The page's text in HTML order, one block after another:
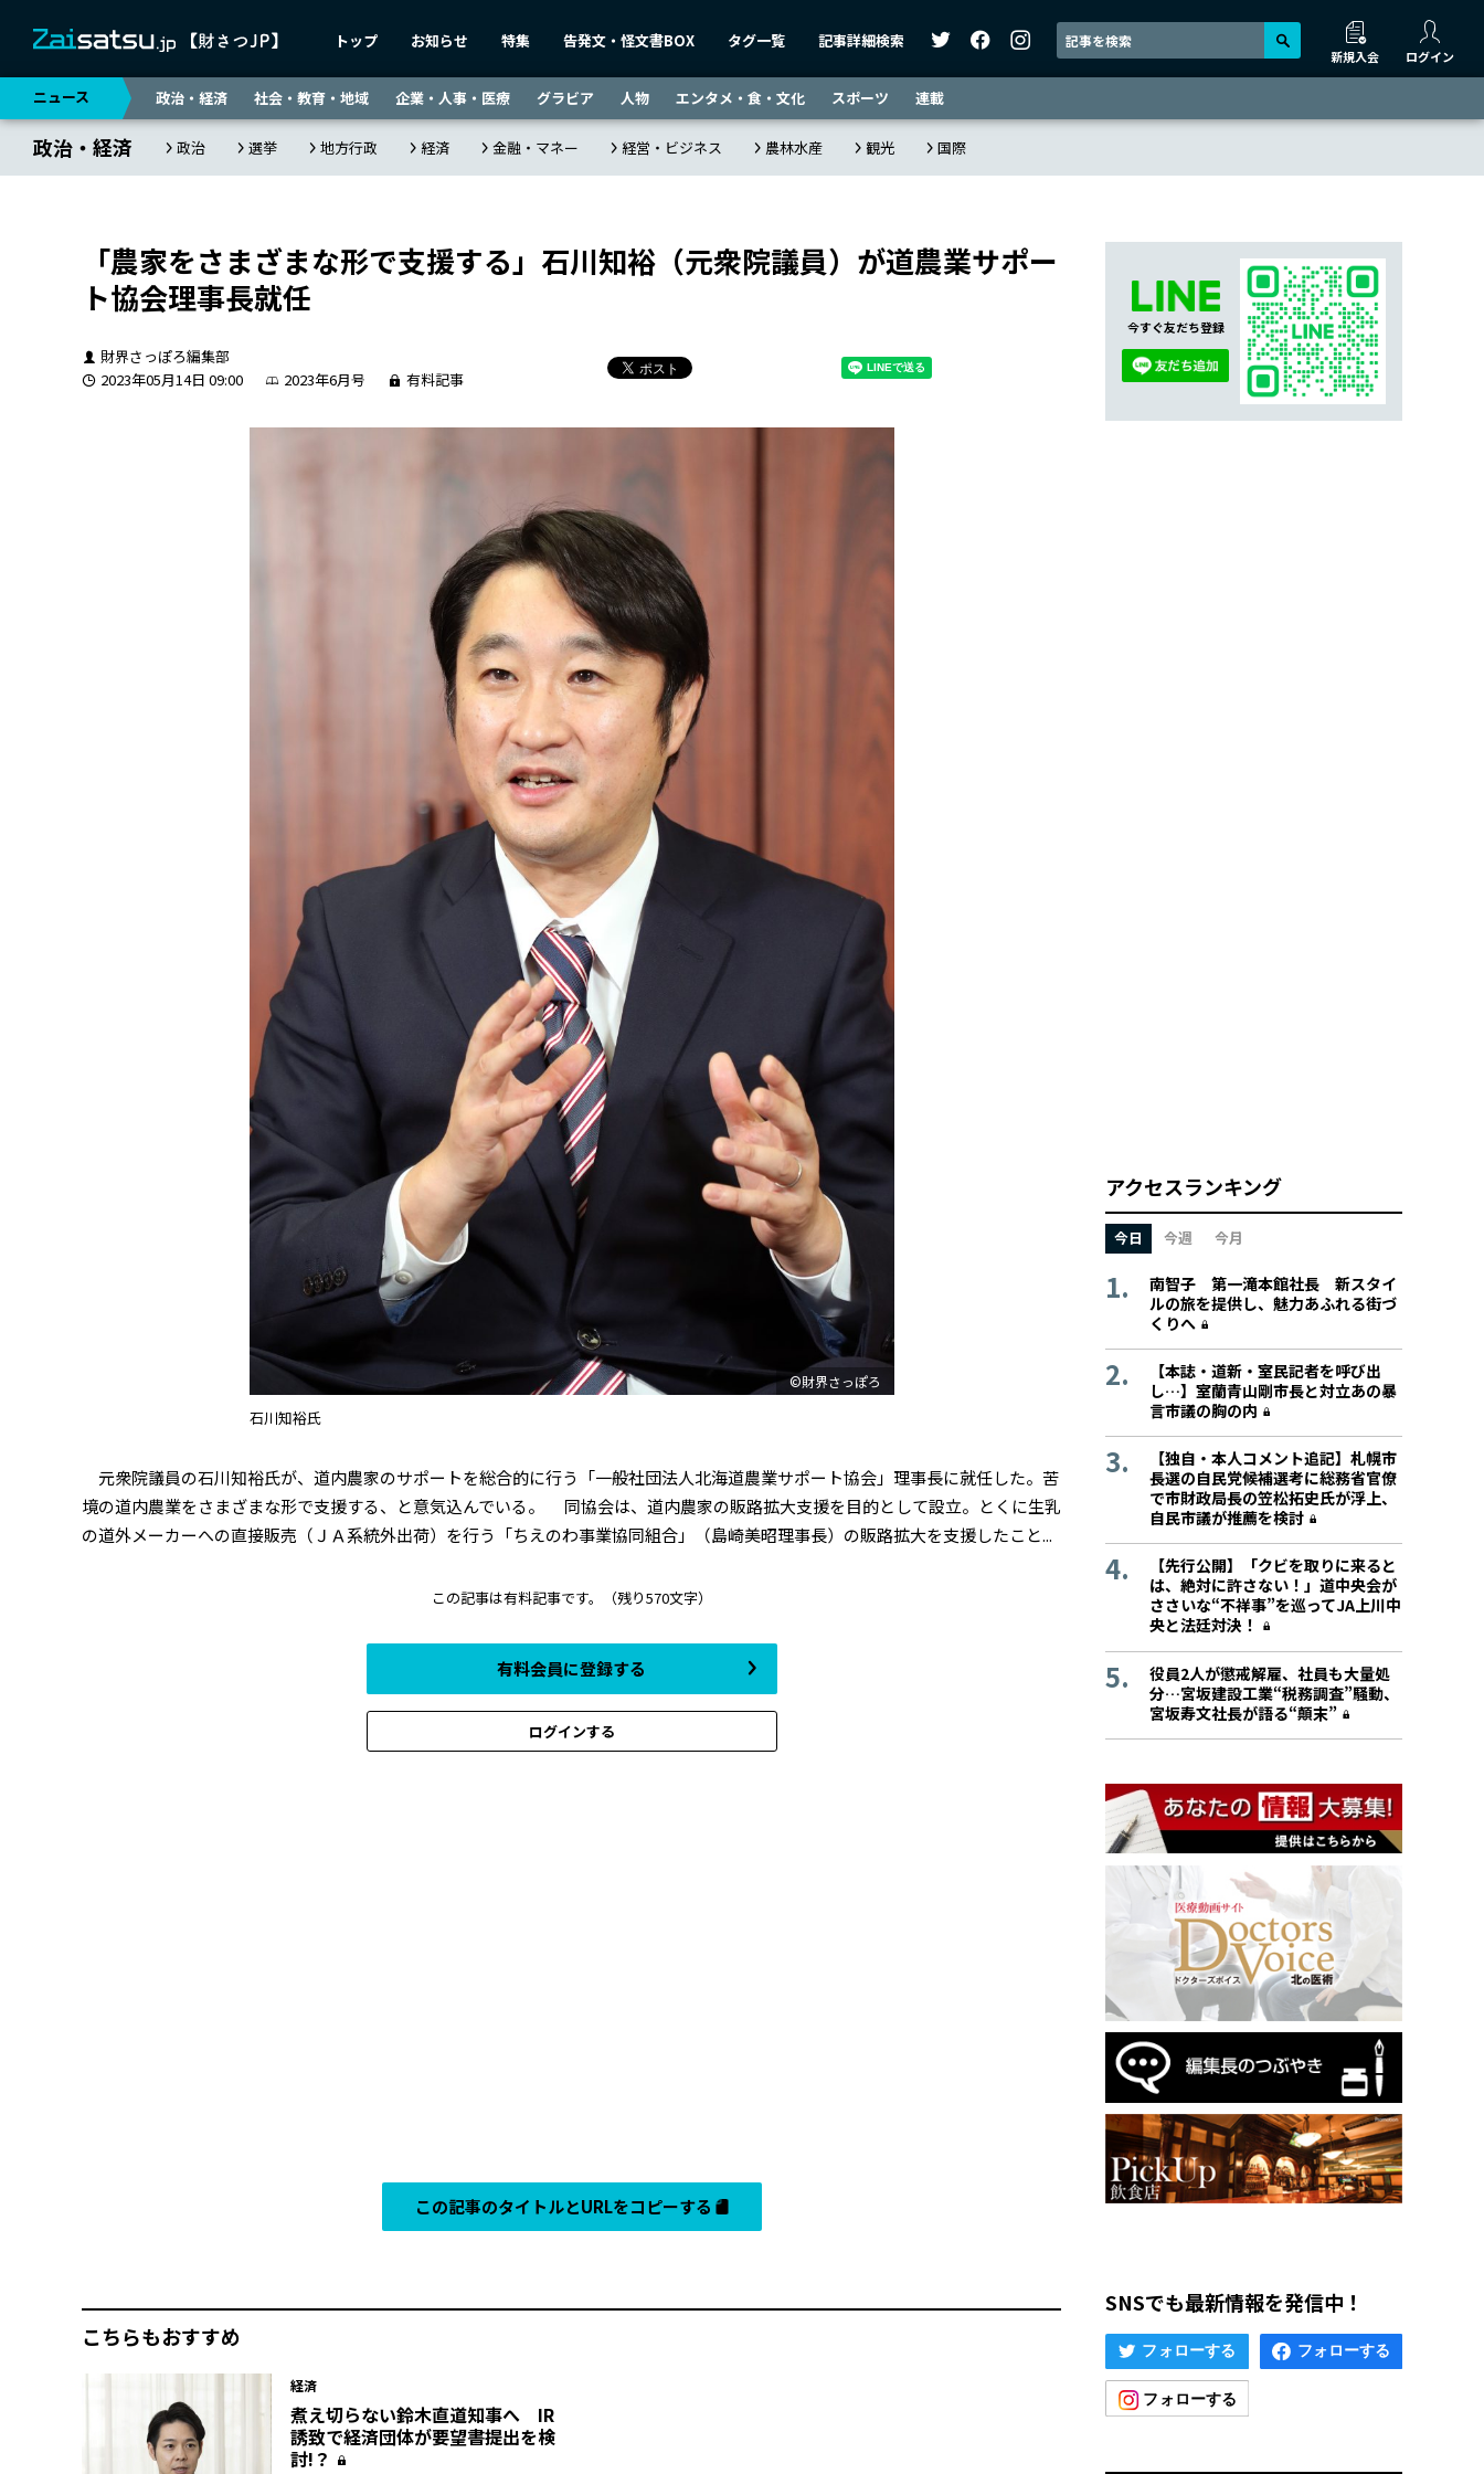
トップ お知らせ 特集 告発文・怪文書BOX タグ一覧 記事詳細検索
新規入会 ログイン
ニュース 政治・経済 社会・教育・地域 企業・人事・医療 グラビア 人物 エンタメ・食・文化 スポーツ 連載
政治・経済 政治 選挙 地方行政 経済 金融・マネー 経営・ビジネス 農林水産 観光 国際
「農家をさまざまな形で支援する」石川知裕（元衆院議員）が道農業サポー
ト協会理事長就任
財界さっぽろ編集部
2023年05月14日 09:00
2023年6月号 有料記事
©財界さっぽろ
石川知裕氏
元衆院議員の石川知裕氏が、道内農家のサポートを総合的に行う「一般社団法人北海道農業サポート協会」理事長に就任した。苦
境の道内農業をさまざまな形で支援する、と意気込んでいる。 同協会は、道内農家の販路拡大支援を目的として設立。とくに生乳
の道外メーカーへの直接販売（ＪＡ系統外出荷）を行う「ちえのわ事業協同組合」（島崎美昭理事長）の販路拡大を支援したこと...
この記事は有料記事です。 （残り570文字）
有料会員に登録する
ログインする
この記事のタイトルとURLをコピーする
こちらもおすすめ
経済
煮え切らない鈴木直道知事へ IR
誘致で経済団体が要望書提出を検
討!？
今すぐ友だち登録
アクセスランキング
今日 今週 今月
南智子 第一滝本館社長 新スタイ
ルの旅を提供し、魅力あふれる街づ
くりへ
【本誌・道新・室民記者を呼び出
し…】室蘭青山剛市長と対立あの暴
言市議の胸の内
【独自・本人コメント追記】札幌市
長選の自民党候補選考に総務省官僚
で市財政局長の笠松拓史氏が浮上、
自民市議が推薦を検討
【先行公開】「クビを取りに来ると
は、絶対に許さない！」道中央会が
ささいな“不祥事”を巡ってJA上川中
央と法廷対決！
役員2人が懲戒解雇、社員も大量処
分…宮坂建設工業“税務調査”騒動、
宮坂寿文社長が語る“顛末”
SNSでも最新情報を発信中！